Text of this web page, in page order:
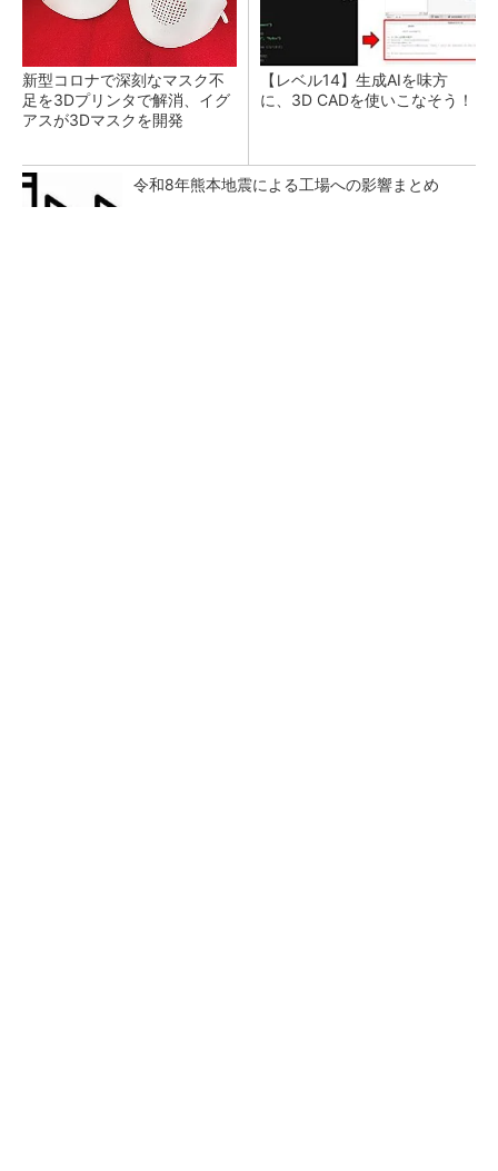
新型コロナで深刻なマスク不
足を3Dプリンタで解消、イグ
アスが3Dマスクを開発
【レベル14】生成AIを味方
に、3D CADを使いこなそう！
令和8年熊本地震による工場への影響まとめ